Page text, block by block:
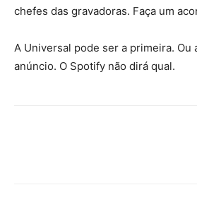
chefes das gravadoras. Faça um
A Universal pode ser a primeira. Ou
anúncio. O Spotify não dirá qual.